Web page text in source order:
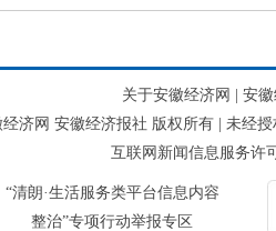
关于安徽经济网
安
经济网 安徽经济报社 版权所有 | 未经
互联网新闻信息服务许
“清朗·生活服务类平台信息内容
整治”专项行动举报专区